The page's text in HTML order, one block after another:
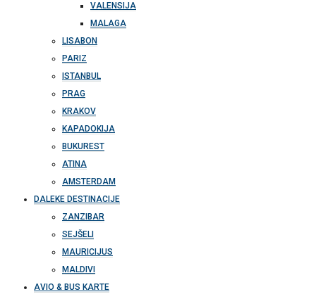
VALENSIJA
MALAGA
LISABON
PARIZ
ISTANBUL
PRAG
KRAKOV
KAPADOKIJA
BUKUREST
ATINA
AMSTERDAM
DALEKE DESTINACIJE
ZANZIBAR
SEJŠELI
MAURICIJUS
MALDIVI
AVIO & BUS KARTE